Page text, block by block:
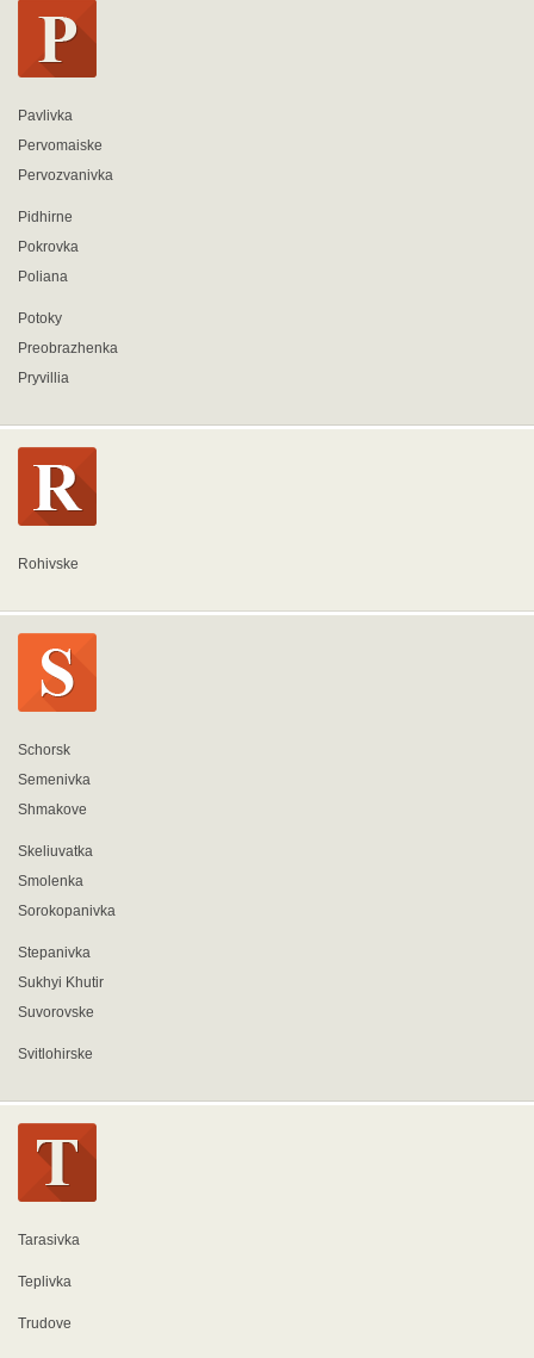
Pavlivka
Pervomaiske
Pervozvanivka
Pidhirne
Pokrovka
Poliana
Potoky
Preobrazhenka
Pryvillia
Rohivske
Schorsk
Semenivka
Shmakove
Skeliuvatka
Smolenka
Sorokopanivka
Stepanivka
Sukhyi Khutir
Suvorovske
Svitlohirske
Tarasivka
Teplivka
Trudove